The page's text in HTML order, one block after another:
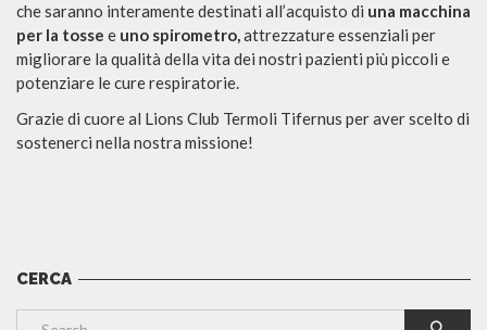
che saranno interamente destinati all’acquisto di una macchina
per la tosse e uno spirometro,attrezzature essenziali per
migliorare la qualità della vita dei nostri pazienti più piccoli e
potenziare le cure respiratorie.
Grazie di cuore al Lions Club Termoli Tifernus per aver scelto di
sostenerci nella nostra missione!
CERCA